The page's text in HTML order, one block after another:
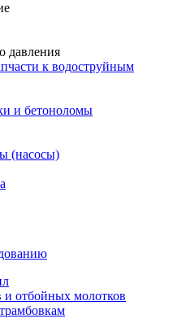
давления
к водоструйным
и бетоноломы
(насосы)
и отбойных молотков